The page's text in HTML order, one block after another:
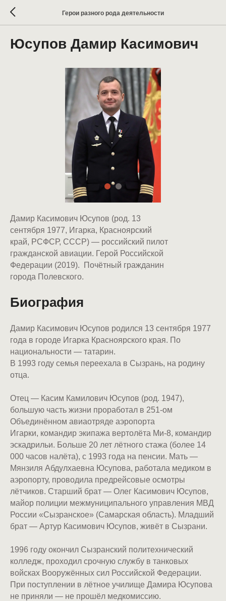
Герои разного рода деятельности
Юсупов Дамир Касимович
Дамир Касимович Юсупов (род. 13
сентября 1977, Игарка, Красноярский
край, РСФСР, СССР) — российский пилот
гражданской авиации. Герой Российской
Федерации (2019). Почётный гражданин
города Полевского.
Биография
Дамир Касимович Юсупов родился 13 сентября 1977
года в городе Игарка Красноярского края. По
национальности — татарин.
В 1993 году семья переехала в Сызрань, на родину
отца.
Отец — Касим Камилович Юсупов (род. 1947),
большую часть жизни проработал в 251-ом
Объединённом авиаотряде аэропорта
Игарки, командир экипажа вертолёта Ми-8, командир
эскадрильи. Больше 20 лет лётного стажа (более 14
000 часов налёта), с 1993 года на пенсии. Мать —
Мянзиля Абдулхаевна Юсупова, работала медиком в
аэропорту, проводила предрейсовые осмотры
лётчиков. Старший брат — Олег Касимович Юсупов,
майор полиции межмуниципального управления МВД
России «Сызранское» (Самарская область). Младший
брат — Артур Касимович Юсупов, живёт в Сызрани.
1996 году окончил Сызранский политехнический
колледж, проходил срочную службу в танковых
войсках Вооружённых сил Российской Федерации.
При поступлении в лётное училище Дамира Юсупова
не приняли — не прошёл медкомиссию.